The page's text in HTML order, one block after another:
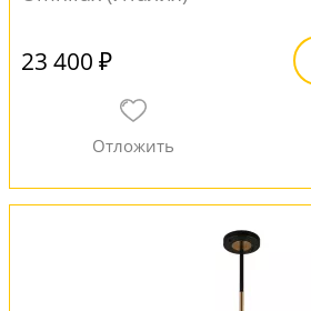
23 400 ₽